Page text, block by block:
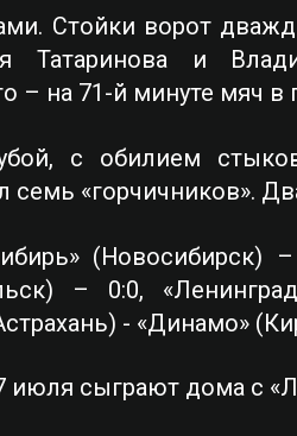
Стойки ворот
Татаринова и
– на 71-й минуте мяч
с обилием
семь «горчичников».
– 0:0,
- «Динамо»
сыграют дома с